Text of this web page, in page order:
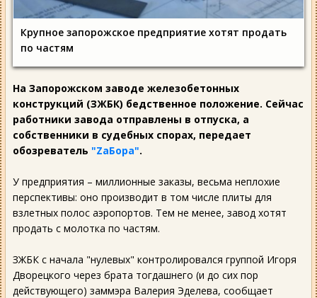
Крупное запорожское предприятие хотят продать
по частям
На Запорожском заводе железобетонных
конструкций (ЗЖБК) бедственное положение. Сейчас
работники завода отправлены в отпуска, а
собственники в судебных спорах, передает
обозреватель "ZаБора".
У предприятия – миллионные заказы, весьма неплохие
перспективы: оно производит в том числе плиты для
взлетных полос аэропортов. Тем не менее, завод хотят
продать с молотка по частям.
ЗЖБК с начала "нулевых" контролировался группой Игоря
Дворецкого через брата тогдашнего (и до сих пор
действующего) заммэра Валерия Эделева, сообщает